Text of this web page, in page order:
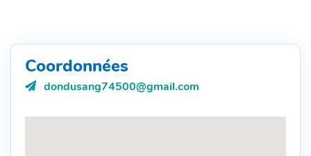
Coordonnées
Courriel
dondusang74500@gmail.com